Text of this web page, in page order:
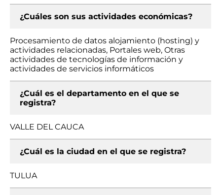
¿Cuáles son sus actividades económicas?
Procesamiento de datos alojamiento (hosting) y
actividades relacionadas, Portales web, Otras
actividades de tecnologías de información y
actividades de servicios informáticos
¿Cuál es el departamento en el que se
registra?
VALLE DEL CAUCA
¿Cuál es la ciudad en el que se registra?
TULUA